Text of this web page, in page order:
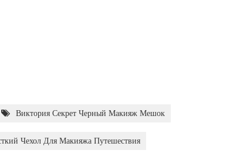
Виктория Секрет Черный Макияж Мешок
Чехол Для Макияжа Путешествия